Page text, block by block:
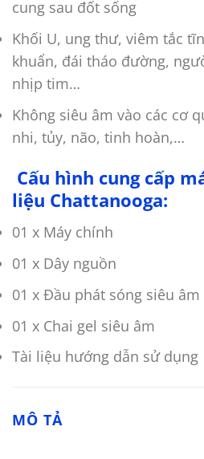
cung sau đốt sống
Khối U, ung thư, viêm tắc
khuẩn, đái tháo đường,
nhịp tim…
Không siêu âm vào các cơ
nhi, tủy, não, tinh hoàn,…
Cấu hình cung cấp
liệu Chattanooga:
01 x Máy chính
01 x Dây nguồn
01 x Đầu phát sóng siêu âm
01 x Chai gel siêu âm
Tài liệu hướng dẫn sử dụng
MÔ TẢ